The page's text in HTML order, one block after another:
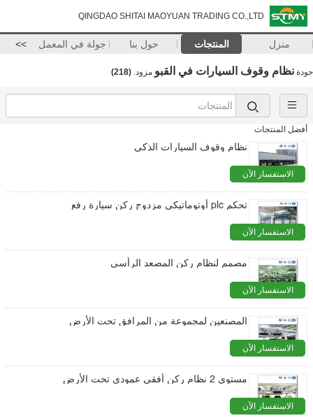
QINGDAO SHITAI MAOYUAN TRADING CO.,LTD
منزل المنتجات حول بنا جولة في المعمل >>
جودة نظام وقوف السيارات في القبو مزود. (218)
أفضل المنتجات
نظام وقوف السيارات الذكي
الاستفسار الآن
تحكم plc أوتوماتيكي مزدوج ركن سيارة رفع
الاستفسار الآن
مصمم لنظام ركن المصعد الرأسي
الاستفسار الآن
المصنعين لمجموعة من المرافق تحت الأرض
الاستفسار الآن
مستوى 2 نظام ركن أفقي عمودي تحت الأرض
الاستفسار الآن